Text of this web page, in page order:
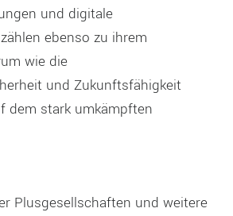
und digitale
ebenso zu ihrem
wie die
und Zukunftsfähigkeit
dem stark umkämpften
Plusgesellschaften und weitere